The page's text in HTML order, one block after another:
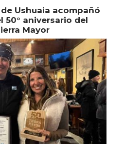
Ushuaia acompañó
50° aniversario del
Mayor